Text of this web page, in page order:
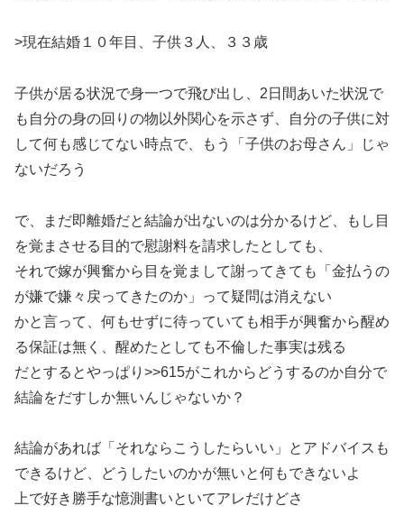
>現在結婚１０年目、子供３人、３３歳
子供が居る状況で身一つで飛び出し、2日間あいた状況で
も自分の身の回りの物以外関心を示さず、自分の子供に対
して何も感じてない時点で、もう「子供のお母さん」じゃ
ないだろう
で、まだ即離婚だと結論が出ないのは分かるけど、もし目
を覚まさせる目的で慰謝料を請求したとしても、
それで嫁が興奮から目を覚まして謝ってきても「金払うの
が嫌で嫌々戻ってきたのか」って疑問は消えない
かと言って、何もせずに待っていても相手が興奮から醒め
る保証は無く、醒めたとしても不倫した事実は残る
だとするとやっぱり>>615がこれからどうするのか自分で
結論をだすしか無いんじゃないか？
結論があれば「それならこうしたらいい」とアドバイスも
できるけど、どうしたいのかが無いと何もできないよ
上で好き勝手な憶測書いといてアレだけどさ